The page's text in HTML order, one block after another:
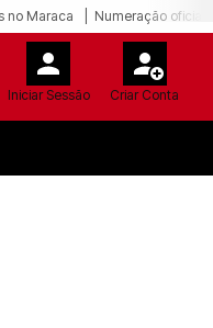
no Maraca Numeração oficial
Iniciar Sessão Criar Conta